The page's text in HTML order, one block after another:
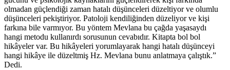
olmadan güçlendiği zaman hatalı düşünceleri düzeltiyor ve olumlu
düşünceleri pekiştiriyor. Patoloji kendiliğinden düzeliyor ve kişi
farkına bile varmıyor. Bu yöntem Mevlana bu çağda yaşasaydı
hangi metodu kullanırdı sorusunun cevabıdır. Kitapta bol bol
hikâyeler var. Bu hikâyeleri yorumlayarak hangi hatalı düşünceyi
hangi hikâye ile düzeltmiş Hz. Mevlana bunu anlatmaya çalıştık.”
Dedi.